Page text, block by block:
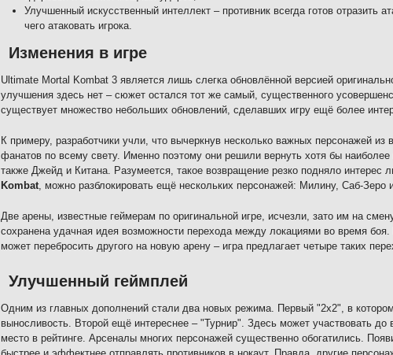
Улучшенный искусственный интеллект – противник всегда готов отразить
чего атаковать игрока.
Изменения в игре
Ultimate Mortal Kombat 3 является лишь слегка обновлённой версией
улучшения здесь нет – сюжет остался тот же самый, существенного
существует множество небольших обновлений, сделавших игру ещё более
К примеру, разработчики учли, что вычеркнув несколько важных персонажей
фанатов по всему свету. Именно поэтому они решили вернуть хотя бы
также Джейд и Китана. Разумеется, такое возвращение резко подняло интерес
Kombat, можно разблокировать ещё нескольких персонажей: Милину, Саб-Зеро
Две арены, известные геймерам по оригинальной игре, исчезли, зато им на
сохранена удачная идея возможности перехода между локациями во время
может перебросить другого на новую арену – игра предлагает четыре таких
Улучшенный геймплей
Одним из главных дополнений стали два новых режима. Первый "2х2", в
выносливость. Второй ещё интереснее – "Турнир". Здесь может участвовать
место в рейтинге. Арсеналы многих персонажей существенно обогатились.